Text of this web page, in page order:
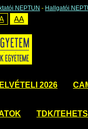
NEPTUN - Hallgatói
AA
2026
TDK/